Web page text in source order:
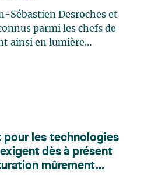
Sébastien Desroches et
parmi les chefs de
ainsi en lumière
technologies. Valérie
sein du groupe de droit
de l’environnement,
et représente une
dans le cadre d’enjeux
obligations
pour les technologies
dès à présent
mûrement